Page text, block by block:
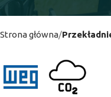
Strona główna